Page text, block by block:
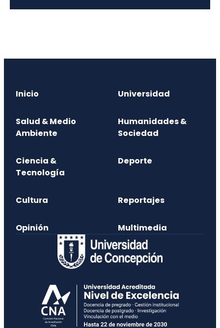
Inicio Universidad
Salud & Medio
Ambiente
Humanidades &
Sociedad
Ciencia &
Tecnología
Deporte
Cultura Reportajes
Opinión Multimedia